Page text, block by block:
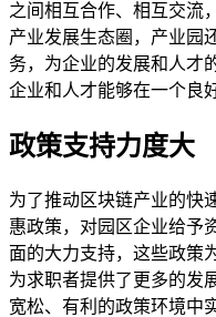
之间相互合作、相互交流
产业发展生态圈，产业园
务，为企业的发展和人才
企业和人才能够在一个良
政策支持力度大
为了推动区块链产业的快
惠政策，对园区企业给予
面的大力支持，这些政策
为求职者提供了更多的发
宽松、有利的政策环境中